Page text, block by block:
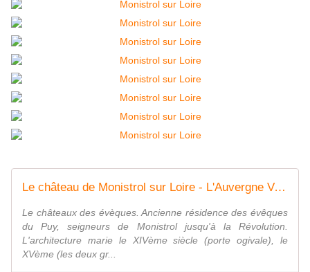
Le château de Monistrol sur Loire - L'Auvergne Vue par Papou Poustache
Le châteaux des évèques. Ancienne résidence des évêques
du Puy, seigneurs de Monistrol jusqu'à la Révolution.
L'architecture marie le XIVème siècle (porte ogivale), le
XVème (les deux gr...